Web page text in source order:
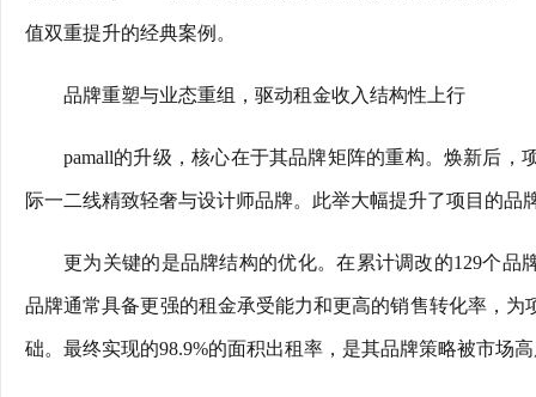
值双重提升的经典案例。
品牌重塑与业态重组，驱动租金收入结构性上行
pamall的升级，核心在于其品牌矩阵的重构。焕新后，
际一二线精致轻奢与设计师品牌。此举大幅提升了项目的品
更为关键的是品牌结构的优化。在累计调改的129个品
品牌通常具备更强的租金承受能力和更高的销售转化率，为
础。最终实现的98.9%的面积出租率，是其品牌策略被市场